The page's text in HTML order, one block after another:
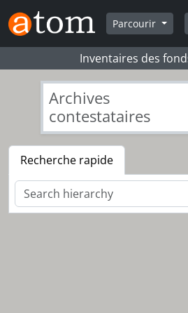
Skip to main content
Parcourir
Inventaires des
Archives
contestataires
Recherche rapide